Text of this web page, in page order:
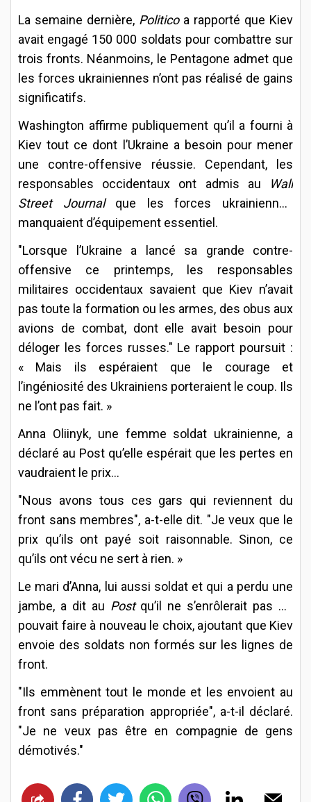
La semaine dernière, Politico a rapporté que Kiev
avait engagé 150 000 soldats pour combattre sur
trois fronts. Néanmoins, le Pentagone admet que
les forces ukrainiennes n’ont pas réalisé de gains
significatifs.
Washington affirme publiquement qu’il a fourni à
Kiev tout ce dont l’Ukraine a besoin pour mener
une contre-offensive réussie. Cependant, les
responsables occidentaux ont admis au
Wall
Street Journalque les forces ukrainiennes
manquaient d’équipement essentiel.
"Lorsque l’Ukraine a lancé sa grande contre-
offensive ce printemps, les responsables
militaires occidentaux savaient que Kiev n’avait
pas toute la formation ou les armes, des obus aux
avions de combat, dont elle avait besoin pour
déloger les forces russes." Le rapport poursuit :
« Mais ils espéraient que le courage et
l’ingéniosité des Ukrainiens porteraient le coup. Ils
ne l’ont pas fait. »
Anna Oliinyk, une femme soldat ukrainienne, a
déclaré au Post qu’elle espérait que les pertes en
vaudraient le prix...
"Nous avons tous ces gars qui reviennent du
front sans membres", a-t-elle dit. "Je veux que le
prix qu’ils ont payé soit raisonnable. Sinon, ce
qu’ils ont vécu ne sert à rien. »
Le mari d’Anna, lui aussi soldat et qui a perdu une
jambe, a dit au Postqu’il ne s’enrôlerait pas s’il
pouvait faire à nouveau le choix, ajoutant que Kiev
envoie des soldats non formés sur les lignes de
front.
"Ils emmènent tout le monde et les envoient au
front sans préparation appropriée", a-t-il déclaré.
"Je ne veux pas être en compagnie de gens
démotivés."